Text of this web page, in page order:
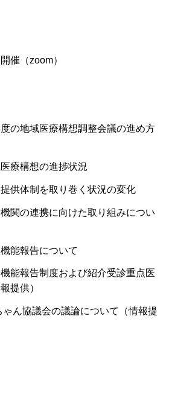
（zoom）
域医療構想調整会議の進め方
想の進捗状況
制を取り巻く状況の変化
連携に向けた取り組みについ
報告について
告制度および紹介受診重点医
提供）
議会の議論について（情報提